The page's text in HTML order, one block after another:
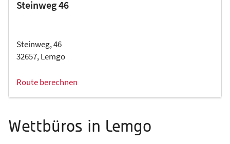
Steinweg 46
Steinweg, 46
32657, Lemgo
Route berechnen
Wettbüros in Lemgo